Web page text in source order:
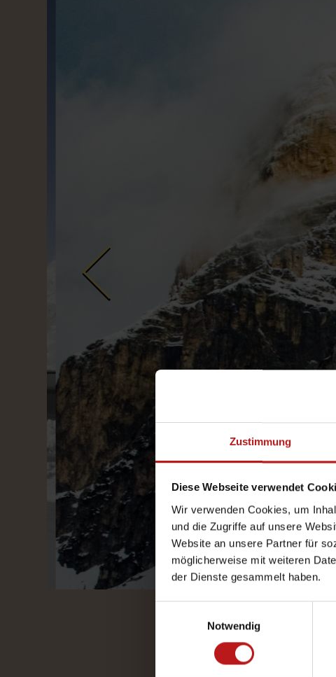
Zustimmung
Diese Webseite verwendet
Wir verwenden Cookies, um
und die Zugriffe auf unsere
Website an unsere Partner für
möglicherweise mit weiteren
der Dienste gesammelt haben.
Notwendig